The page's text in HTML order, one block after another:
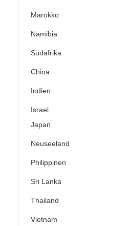
Marokko
Namibia
Südafrika
China
Indien
Israel
Japan
Neuseeland
Philippinen
Sri Lanka
Thailand
Vietnam